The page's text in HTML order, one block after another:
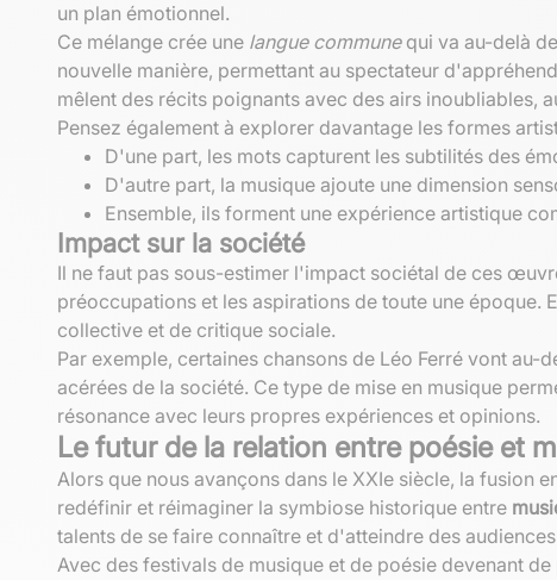
un plan émotionnel.
Ce mélange crée une langue communequi va au-delà
nouvelle manière, permettant au spectateur
mêlent des récits poignants avec des airs inoubliables,
Pensez également à explorer davantage les formes
D'une part, les mots capturent les subtilités des
D'autre part, la musique ajoute une dimension
Ensemble, ils forment une expérience artistique
Impact sur la société
Il ne faut pas sous-estimer l'impact sociétal de ces
préoccupations et les aspirations de toute une époque.
collective et de critique sociale.
Par exemple, certaines chansons de Léo Ferré vont
acérées de la société. Ce type de mise en musique
résonance avec leurs propres expériences et opinions.
Le futur de la relation entre poésie et
Alors que nous avançons dans le XXIe siècle, la
redéfinir et réimaginer la symbiose historique entre
talents de se faire connaître et d'atteindre des
Avec des festivals de musique et de poésie devenant